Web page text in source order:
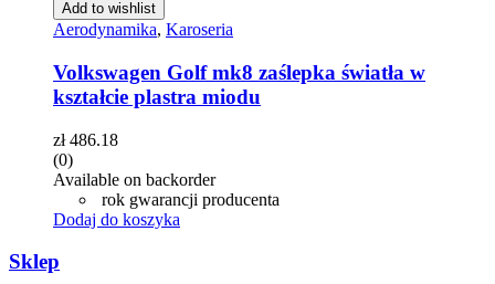
Add to wishlist
Aerodynamika, Karoseria
Volkswagen Golf mk8 zaślepka światła w
kształcie plastra miodu
zł486.18
(0)
Available on backorder
rok gwarancji producenta
Dodaj do koszyka
Sklep